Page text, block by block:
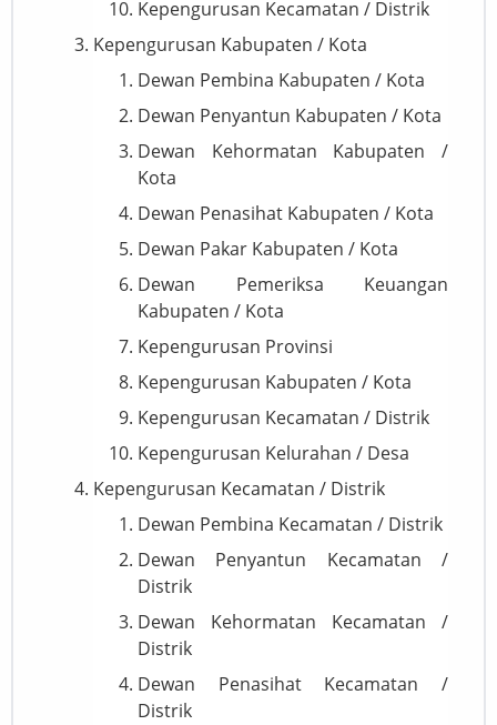
Kepengurusan Kecamatan / Distrik
Kepengurusan Kabupaten / Kota
Dewan Pembina Kabupaten / Kota
Dewan Penyantun Kabupaten / Kota
Dewan Kehormatan Kabupaten /
Kota
Dewan Penasihat Kabupaten / Kota
Dewan Pakar Kabupaten / Kota
Dewan Pemeriksa Keuangan
Kabupaten / Kota
Kepengurusan Provinsi
Kepengurusan Kabupaten / Kota
Kepengurusan Kecamatan / Distrik
Kepengurusan Kelurahan / Desa
Kepengurusan Kecamatan / Distrik
Dewan Pembina Kecamatan / Distrik
Dewan Penyantun Kecamatan /
Distrik
Dewan Kehormatan Kecamatan /
Distrik
Dewan Penasihat Kecamatan /
Distrik